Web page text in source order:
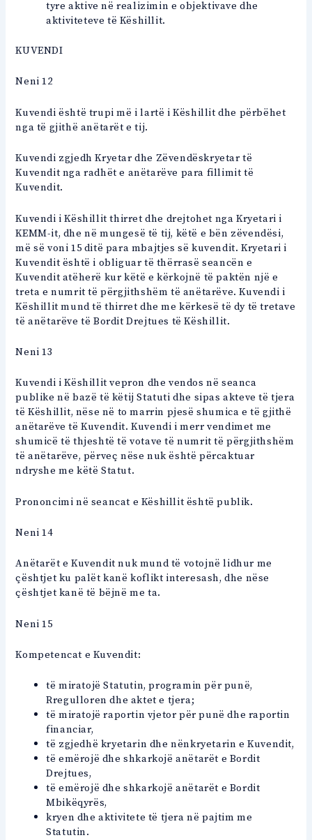
tyre aktive në realizimin e objektivave dhe
aktiviteteve të Këshillit.
KUVENDI
Neni 12
Kuvendi është trupi më i lartë i Këshillit dhe përbëhet
nga të gjithë anëtarët e tij.
Kuvendi zgjedh Kryetar dhe Zëvendëskryetar të
Kuvendit nga radhët e anëtarëve para fillimit të
Kuvendit.
Kuvendi i Këshillit thirret dhe drejtohet nga Kryetari i
KEMM-it, dhe në mungesë të tij, këtë e bën zëvendësi,
më së voni 15 ditë para mbajtjes së kuvendit. Kryetari i
Kuvendit është i obliguar të thërrasë seancën e
Kuvendit atëherë kur këtë e kërkojnë të paktën një e
treta e numrit të përgjithshëm të anëtarëve. Kuvendi i
Këshillit mund të thirret dhe me kërkesë të dy të tretave
të anëtarëve të Bordit Drejtues të Këshillit.
Neni 13
Kuvendi i Këshillit vepron dhe vendos në seanca
publike në bazë të këtij Statuti dhe sipas akteve të tjera
të Këshillit, nëse në to marrin pjesë shumica e të gjithë
anëtarëve të Kuvendit. Kuvendi i merr vendimet me
shumicë të thjeshtë të votave të numrit të përgjithshëm
të anëtarëve, përveç nëse nuk është përcaktuar
ndryshe me këtë Statut.
Prononcimi në seancat e Këshillit është publik.
Neni 14
Anëtarët e Kuvendit nuk mund të votojnë lidhur me
çështjet ku palët kanë koflikt interesash, dhe nëse
çështjet kanë të bëjnë me ta.
Neni 15
Kompetencat e Kuvendit:
të miratojë Statutin, programin për punë,
Rregulloren dhe aktet e tjera;
të miratojë raportin vjetor për punë dhe raportin
financiar,
të zgjedhë kryetarin dhe nënkryetarin e Kuvendit,
të emërojë dhe shkarkojë anëtarët e Bordit
Drejtues,
të emërojë dhe shkarkojë anëtarët e Bordit
Mbikëqyrës,
kryen dhe aktivitete të tjera në pajtim me
Statutin.